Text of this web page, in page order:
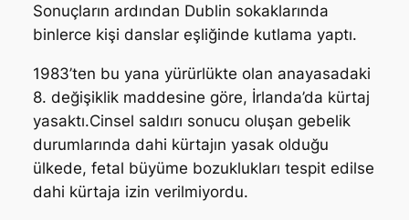
Sonuçların ardından Dublin sokaklarında
binlerce kişi danslar eşliğinde kutlama yaptı.
1983’ten bu yana yürürlükte olan anayasadaki
8. değişiklik maddesine göre, İrlanda’da kürtaj
yasaktı.Cinsel saldırı sonucu oluşan gebelik
durumlarında dahi kürtajın yasak olduğu
ülkede, fetal büyüme bozuklukları tespit edilse
dahi kürtaja izin verilmiyordu.